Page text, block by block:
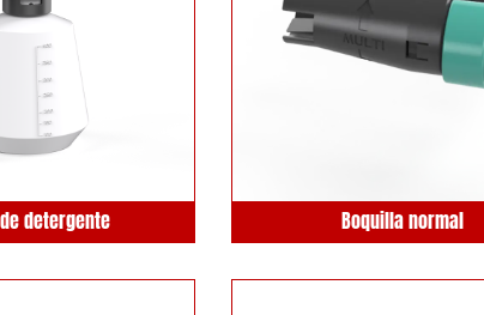
detergente Boquilla normal